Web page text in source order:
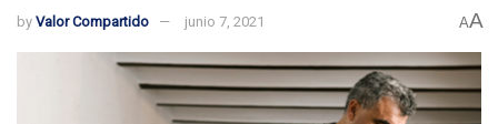
by Valor Compartido junio 7, 2021 AA